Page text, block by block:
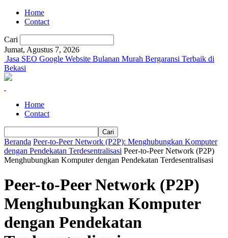
Home
Contact
Cari
Jumat, Agustus 7, 2026
Jasa SEO Google Website Bulanan Murah Bergaransi Terbaik di
Bekasi
Home
Contact
Beranda Peer-to-Peer Network (P2P): Menghubungkan Komputer
dengan Pendekatan Terdesentralisasi Peer-to-Peer Network (P2P)
Menghubungkan Komputer dengan Pendekatan Terdesentralisasi
Peer-to-Peer Network (P2P)
Menghubungkan Komputer
dengan Pendekatan